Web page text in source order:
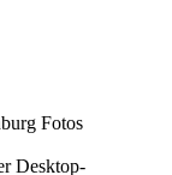
Desktop-